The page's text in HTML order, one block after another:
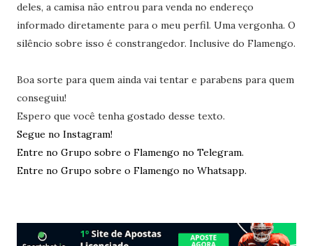
deles, a camisa não entrou para venda no endereço
informado diretamente para o meu perfil. Uma vergonha. O
silêncio sobre isso é constrangedor. Inclusive do Flamengo.
Boa sorte para quem ainda vai tentar e parabens para quem
conseguiu!
Espero que você tenha gostado desse texto.
Segue no Instagram!
Entre no Grupo sobre o Flamengo no Telegram.
Entre no Grupo sobre o Flamengo no Whatsapp.